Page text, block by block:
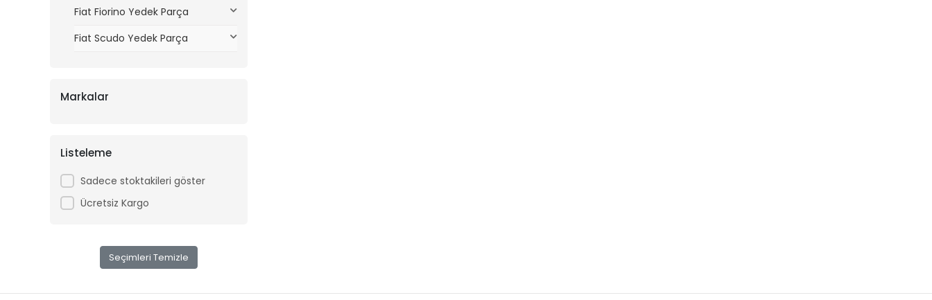
Fiat Fiorino Yedek Parça
Fiat Scudo Yedek Parça
Markalar
Listeleme
Sadece stoktakileri göster
Ücretsiz Kargo
Seçimleri Temizle